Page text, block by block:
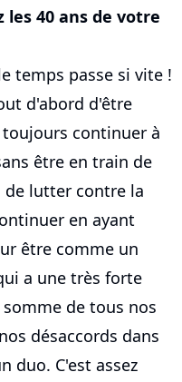
40 ans de votre
temps passe si vite !
d'abord d'être
continuer à
être en train de
de lutter contre la
en ayant
être comme un
a une très forte
de tous nos
désaccords dans
duo. C'est assez